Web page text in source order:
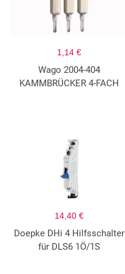
1,14 €
Wago 2004-404
KAMMBRÜCKER 4-FACH
14,40 €
Doepke DHi 4 Hilfsschalter
für DLS6 1Ö/1S